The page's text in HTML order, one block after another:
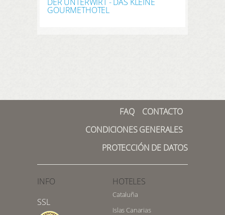
GOURMETHOTEL
FAQ
CONTACTO
CONDICIONES GENERALES
PROTECCIÓN DE DATOS
INFO
SSL
HOTELES
Cataluña
Islas Canarias